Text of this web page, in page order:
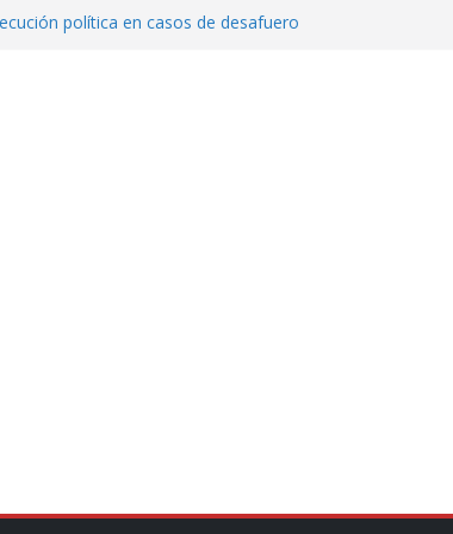
política en casos de desafuero